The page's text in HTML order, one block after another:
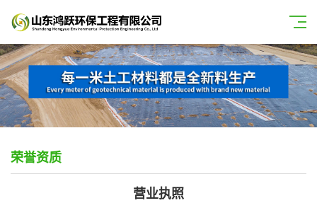
荣誉资质
营业执照